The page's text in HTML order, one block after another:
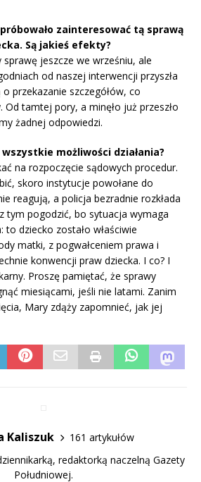
zainteresować tą sprawą
Są jakieś efekty?
sprawę jeszcze we wrześniu, ale
od naszej interwencji przyszła
przekazanie szczegółów, co
Od tamtej pory, a minęło już przeszło
żadnej odpowiedzi.
wszystkie możliwości działania?
na rozpoczęcie sądowych procedur.
skoro instytucje powołane do
reagują, a policja bezradnie rozkłada
tym pogodzić, bo sytuacja wymaga
to dziecko zostało właściwie
matki, z pogwałceniem prawa i
konwencji praw dziecka. I co? I
Proszę pamiętać, że sprawy
miesiącami, jeśli nie latami. Zanim
Mary zdąży zapomnieć, jak jej
Kaliszuk
161 artykułów
redaktorką naczelną Gazety
Południowej.